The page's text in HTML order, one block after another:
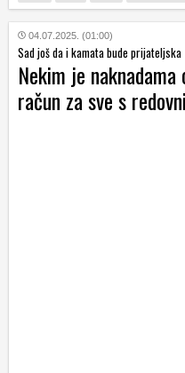
04.07.2025. (01:00)
Sad još da i kamata bude prijateljska
Nekim je
račun za sve s